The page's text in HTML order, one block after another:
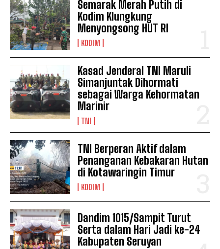
Semarak Merah Putih di
Kodim Klungkung
Menyongsong HUT RI
KODIM
Kasad Jenderal TNI Maruli
Simanjuntak Dihormati
sebagai Warga Kehormatan
Marinir
TNI
TNI Berperan Aktif dalam
Penanganan Kebakaran Hutan
di Kotawaringin Timur
KODIM
Dandim 1015/Sampit Turut
Serta dalam Hari Jadi ke-24
Kabupaten Seruyan